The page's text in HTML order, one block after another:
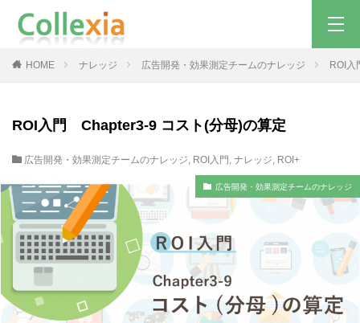
HOME ナレッジ 広告開発・効果測定チームのナレッジ ROI
ROI入門 Chapter3-9 コスト(分母)の算定
広告開発・効果測定チームのナレッジ, ROI入門 , ナレッジ, ROI+
広告開発・効果測定チームのナレッジ